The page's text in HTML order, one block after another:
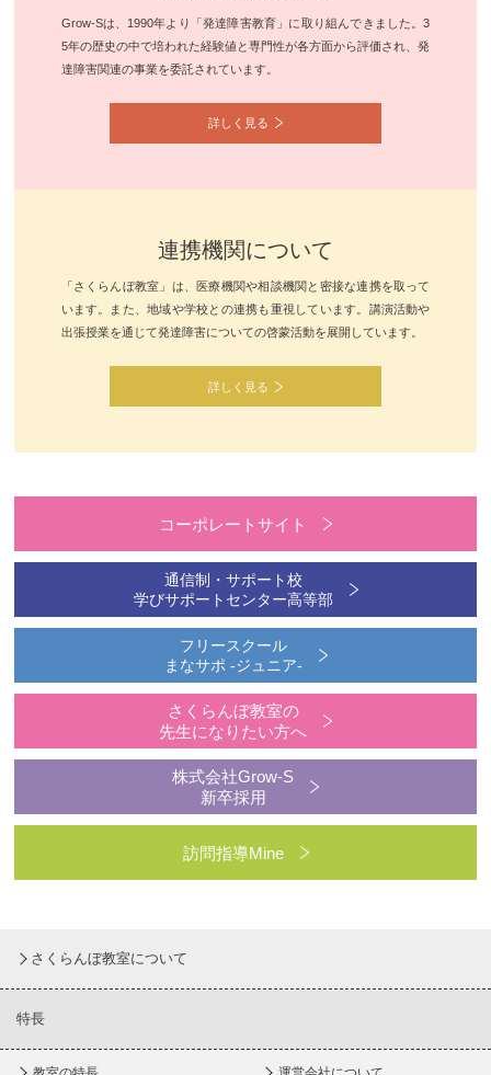
Grow-Sは、1990年より「発達障害教育」に取り組んできました。3
5年の歴史の中で培われた経験値と専門性が各方面から評価され、発
達障害関連の事業を委託されています。
詳しく見る
連携機関について
「さくらんぼ教室」は、医療機関や相談機関と密接な連携を取って
います。また、地域や学校との連携も重視しています。講演活動や
出張授業を通じて発達障害についての啓蒙活動を展開しています。
詳しく見る
コーポレートサイト
通信制・サポート校
学びサポートセンター高等部
フリースクール
まなサポ -ジュニア-
さくらんぼ教室の
先生になりたい方へ
株式会社Grow-S
新卒採用
訪問指導Mine
さくらんぼ教室について
特長